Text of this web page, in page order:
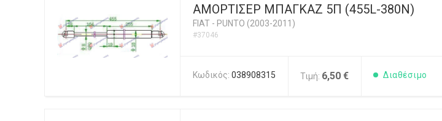
ΑΜΟΡΤΙΣΕΡ ΜΠΑΓΚΑΖ 5Π (455L-380Ν)
FIAT - PUNTO (2003-2011)
#37046
Κωδικός: 038908315 Τιμή: 6,50 € Διαθέσιμο